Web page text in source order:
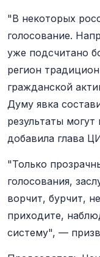
"В некоторых
голосование.
уже подсчитано
регион
гражданской
Думу явка
результаты
добавила глава
"Только
голосования,
ворчит, бурчит,
приходите,
систему", —